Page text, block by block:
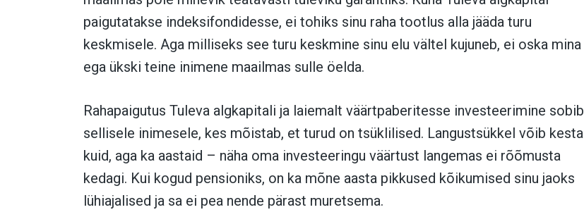
paigutatakse indeksifondidesse, ei tohiks sinu raha tootlus alla jääda turu
keskmisele. Aga milliseks see turu keskmine sinu elu vältel kujuneb, ei oska mina
ega ükski teine inimene maailmas sulle öelda.
Rahapaigutus Tuleva algkapitali ja laiemalt väärtpaberitesse investeerimine sobib
sellisele inimesele, kes mõistab, et turud on tsüklilised. Langustsükkel võib kesta
kuid, aga ka aastaid – näha oma investeeringu väärtust langemas ei rõõmusta
kedagi. Kui kogud pensioniks, on ka mõne aasta pikkused kõikumised sinu jaoks
lühiajalised ja sa ei pea nende pärast muretsema.